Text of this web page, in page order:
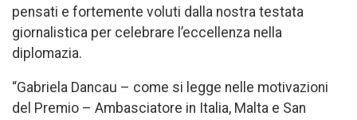
pensati e fortemente voluti dalla nostra testata
giornalistica per celebrare l’eccellenza nella
diplomazia.
“Gabriela Dancau – come si legge nelle motivazioni
del Premio – Ambasciatore in Italia, Malta e San